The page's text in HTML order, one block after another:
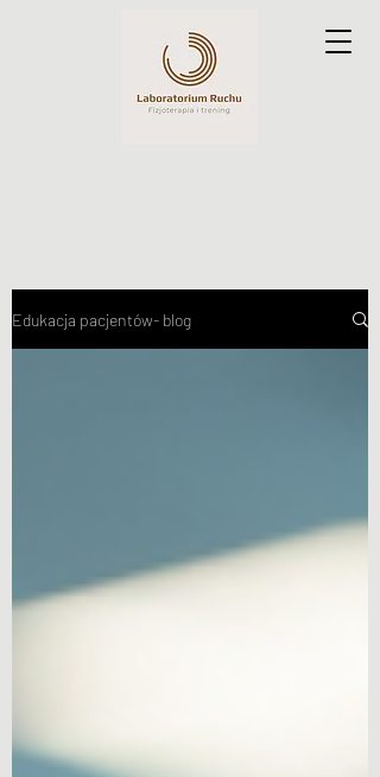
Edukacja pacjentów- blog